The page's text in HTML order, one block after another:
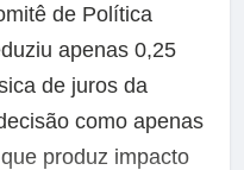
de Política
apenas 0,25
de juros da
como apenas
produz impacto